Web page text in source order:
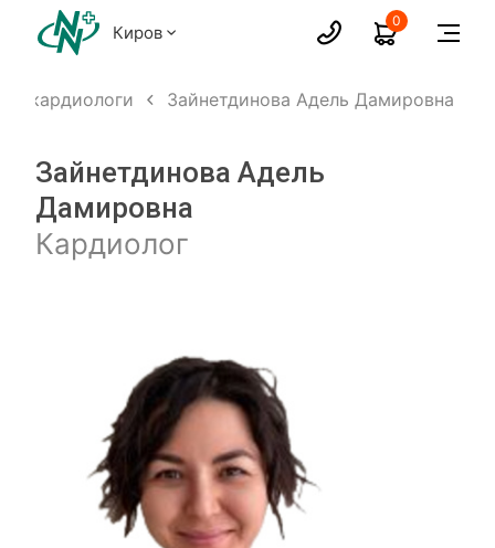
Киров
0
кардиологи Зайнетдинова Адель Дамировна
Зайнетдинова Адель
Дамировна
Кардиолог